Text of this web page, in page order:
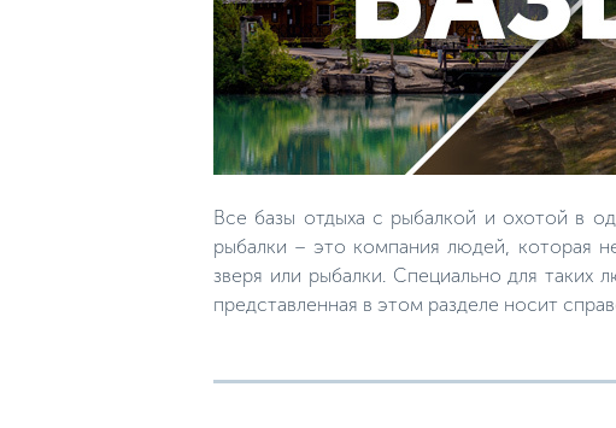
Все базы отдыха с рыбалкой и охотой в
рыбалки – это компания людей, которая
зверя или рыбалки. Специально для
представленная в этом разделе носит